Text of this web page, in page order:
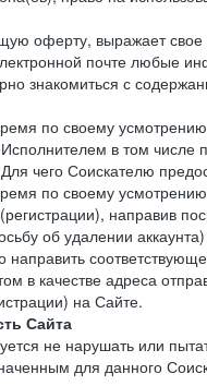
оферту, выражает свое
почте любые
знакомиться с
по своему
в том числе
чего Соискателю
по своему
направив
об удалении
в качестве адреса
на Сайте.
Сайта
не нарушать или
для данного